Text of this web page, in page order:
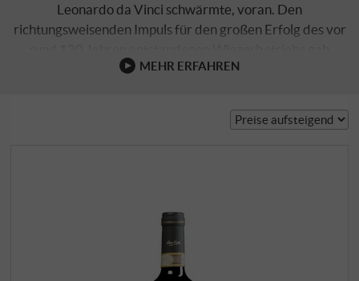
Leonardo da Vinci schwärmte, voran. Den
richtungsweisenden Impuls für den großen Erfolg des vor
jedoch Ninos Sohn …
MEHR ERFAHREN